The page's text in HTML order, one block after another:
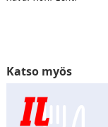
Katso myös